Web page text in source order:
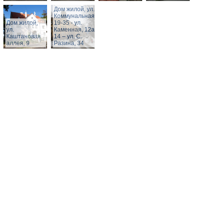
Дом жилой,
ул.
Каштановая
аллея, 9
Дом жилой, ул.
Коммунальная,
19-35 - ул.
Каменная, 12а,
14 – ул. С.
Разина, 34